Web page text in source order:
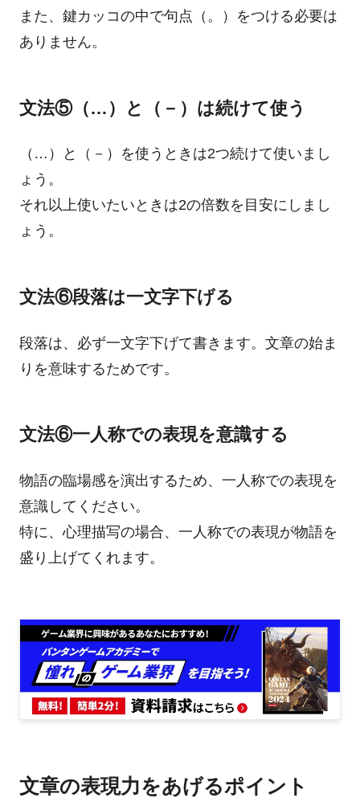
また、鍵カッコの中で句点（。）をつける必要は
ありません。
文法⑤（…）と（－）は続けて使う
（…）と（－）を使うときは2つ続けて使いまし
ょう。
それ以上使いたいときは2の倍数を目安にしまし
ょう。
文法⑥段落は一文字下げる
段落は、必ず一文字下げて書きます。文章の始ま
りを意味するためです。
文法⑥一人称での表現を意識する
物語の臨場感を演出するため、一人称での表現を
意識してください。
特に、心理描写の場合、一人称での表現が物語を
盛り上げてくれます。
文章の表現力をあげるポイント